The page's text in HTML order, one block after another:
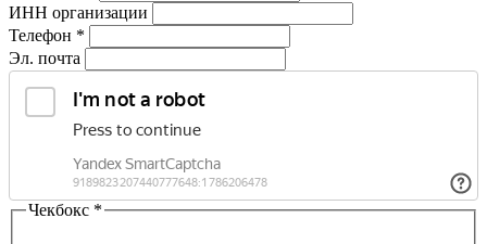
ИНН организации
Телефон *
Эл. почта
Чекбокс *